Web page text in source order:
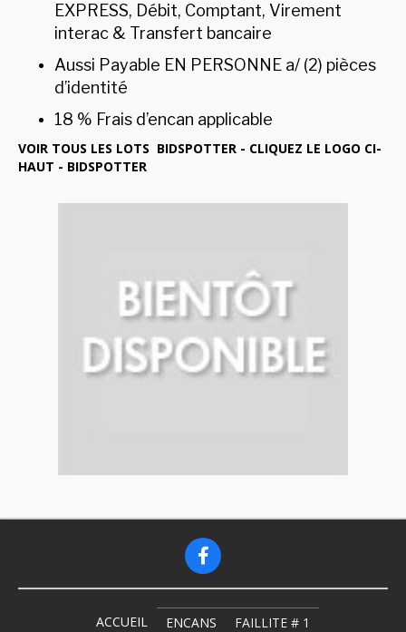
EXPRESS, Débit, Comptant, Virement
interac & Transfert bancaire
Aussi Payable EN PERSONNE a/ (2) pièces
d’identité
18 % Frais d’encan applicable
VOIR TOUS LES LOTS BIDSPOTTER - CLIQUEZ LE LOGO CI-
HAUT - BIDSPOTTER
ACCUEIL ENCANS FAILLITE # 1